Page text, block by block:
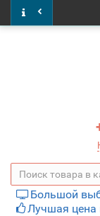
Большой
Лучшая цена